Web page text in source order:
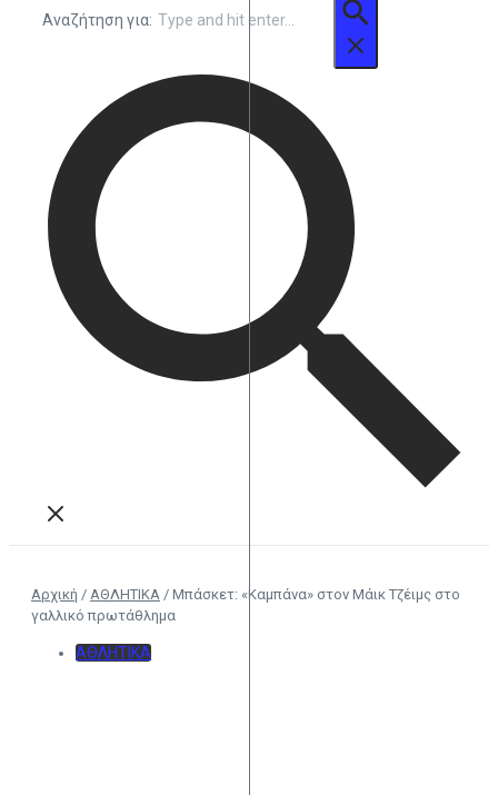
Αναζήτηση για:
Αρχική / ΑΘΛΗΤΙΚΑ / Μπάσκετ: «Καμπάνα» στον Μάικ Τζέιμς στο
γαλλικό πρωτάθλημα
ΑΘΛΗΤΙΚΑ